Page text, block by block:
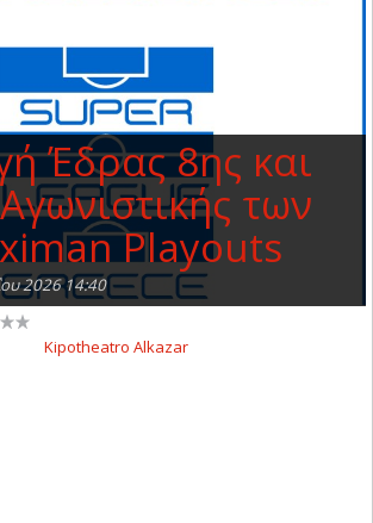
Έδρας 8ης και
των
Playouts
2026 14:40